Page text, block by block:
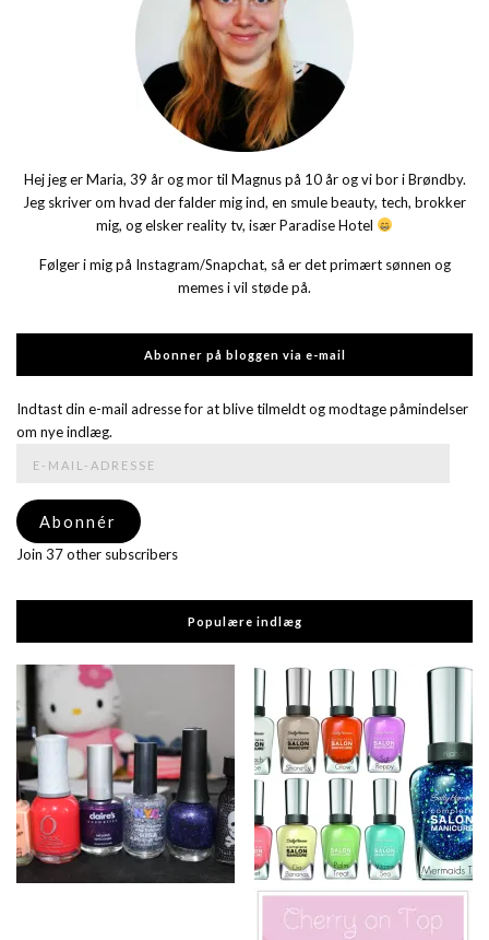
Hej jeg er Maria, 39 år og mor til Magnus på 10 år og vi bor i Brøndby.
Jeg skriver om hvad der falder mig ind, en smule beauty, tech, brokker
mig, og elsker reality tv, især Paradise Hotel
Følger i mig på Instagram/Snapchat, så er det primært sønnen og
memes i vil støde på.
Abonner på bloggen via e-mail
Indtast din e-mail adresse for at blive tilmeldt og modtage påmindelser
om nye indlæg.
adresse
Abonnér
Join 37 other subscribers
Populære indlæg